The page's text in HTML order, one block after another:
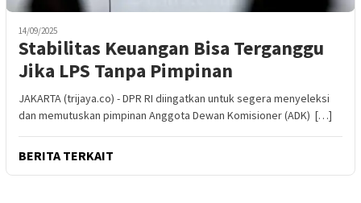
14/09/2025
Stabilitas Keuangan Bisa Terganggu
Jika LPS Tanpa Pimpinan
JAKARTA (trijaya.co) - DPR RI diingatkan untuk segera menyeleksi
dan memutuskan pimpinan Anggota Dewan Komisioner (ADK) […]
BERITA TERKAIT